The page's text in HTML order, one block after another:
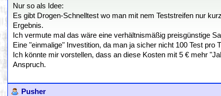
Nur so als Idee:
Es gibt Drogen-Schnelltest wo man mit nem Teststreifen nur
Ergebnis.
Ich vermute mal das wäre eine verhältnismäßig preisgünstige
Eine "einmalige" Investition, da man ja sicher nicht 100 Test
Ich könnte mir vorstellen, dass an diese Kosten mit 5 € mehr
Anspruch.
Pusher